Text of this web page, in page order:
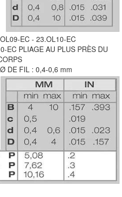
EC - 23.OL10-EC
EC PLIAGE AU PLUS PRÈS DU
DE FIL : 0,4-0,6 mm